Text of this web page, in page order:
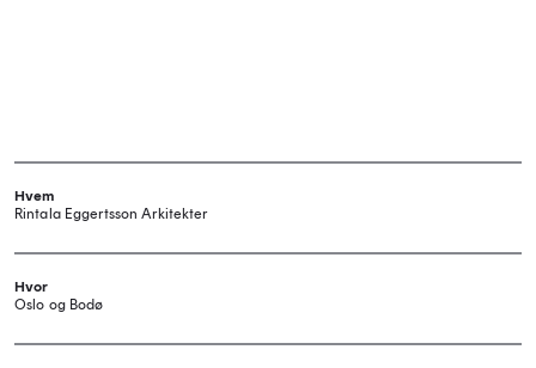
Hvem
Rintala Eggertsson Arkitekter
Hvor
Oslo og Bodø